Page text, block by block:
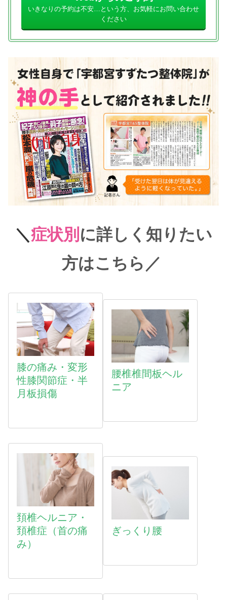
いきなりの予約は不安…という方、お気軽にお問い合わせ
ください
＼症状別 に詳しく知りたい
方はこちら ／
膝の痛み・変形
性膝関節症・半
月板損傷
腰椎椎間板ヘル
ニア
頚椎ヘルニア・
頚椎症（首の痛
み）
ぎっくり腰